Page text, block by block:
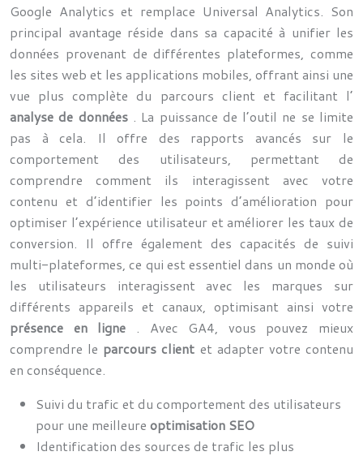
Google Analytics et remplace Universal Analytics. Son
principal avantage réside dans sa capacité à unifier les
données provenant de différentes plateformes, comme
les sites web et les applications mobiles, offrant ainsi une
vue plus complète du parcours client et facilitant l’
analyse de données . La puissance de l’outil ne se limite
pas à cela. Il offre des rapports avancés sur le
comportement des utilisateurs, permettant de
comprendre comment ils interagissent avec votre
contenu et d’identifier les points d’amélioration pour
optimiser l’expérience utilisateur et améliorer les taux de
conversion. Il offre également des capacités de suivi
multi-plateformes, ce qui est essentiel dans un monde où
les utilisateurs interagissent avec les marques sur
différents appareils et canaux, optimisant ainsi votre
présence en ligne . Avec GA4, vous pouvez mieux
comprendre le parcours client et adapter votre contenu
en conséquence.
Suivi du trafic et du comportement des utilisateurs
pour une meilleure optimisation SEO
Identification des sources de trafic les plus